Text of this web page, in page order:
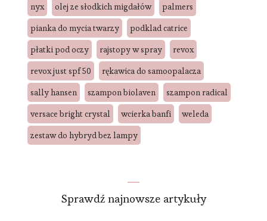
nyx
olej ze słodkich migdałów
palmers
pianka do mycia twarzy
podklad catrice
płatki pod oczy
rajstopy w spray
revox
revox just spf 50
rękawica do samoopalacza
sally hansen
szampon biolaven
szampon radical
versace bright crystal
wcierka banfi
weleda
zestaw do hybryd bez lampy
Sprawdź najnowsze artykuły